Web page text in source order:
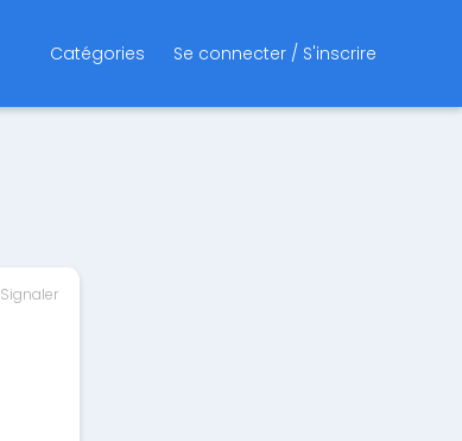
Catégories Se connecter / S'inscrire
Signaler